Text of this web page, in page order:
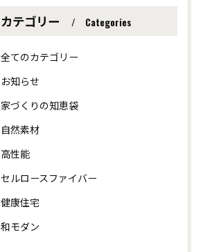
カテゴリー Categories
全てのカテゴリー
お知らせ
家づくりの知恵袋
自然素材
高性能
セルロースファイバー
健康住宅
和モダン